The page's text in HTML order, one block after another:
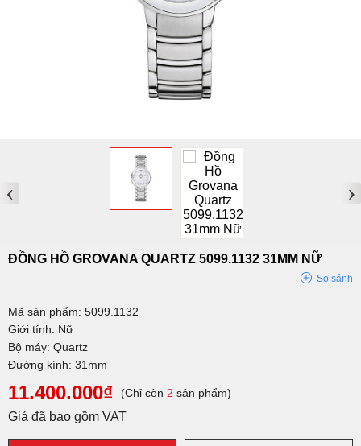
‹ ›
ĐỒNG HỒ GROVANA QUARTZ 5099.1132 31MM NỮ
So sánh
Mã sản phẩm: 5099.1132
Giới tính: Nữ
Bộ máy: Quartz
Đường kính: 31mm
11.400.000₫ (Chỉ còn 2 sản phẩm)
Giá đã bao gồm VAT